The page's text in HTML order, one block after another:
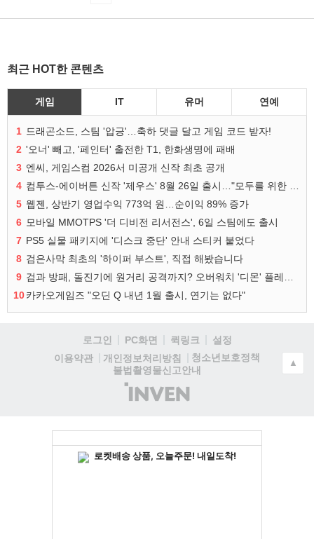
최근 HOT한 콘텐츠
게임 IT 유머 연예
1 드래곤소드, 스팀 '압긍'…축하 댓글 달고 게임 코드 받자!
2 '오너' 빼고, '페인터' 출전한 T1, 한화생명에 패배
3 엔씨, 게임스컴 2026서 미공개 신작 최초 공개
4
5 웹젠, 상반기 영업수익 773억 원…순이익 89% 증가
6 모바일 MMOTPS '더 디비전 리서전스', 6일 스팀에도 출시
7 PS5 실물 패키지에 '디스크 중단' 안내 스티커 붙었다
8 검은사막 최초의 '하이퍼 부스트', 직접 해봤습니다
9
10카카오게임즈 "오딘 Q 내년 1월 출시, 연기는 없다"
로그인 PC화면 퀵링크
설정
이용약관
개인정보처리방침
청소년보호정책
불법촬영물신고안내
(주)
인
▲